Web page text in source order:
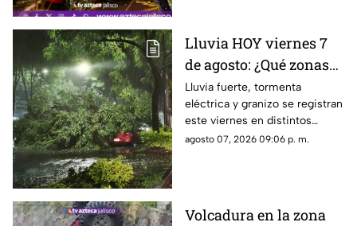
Lluvia HOY viernes 7
de agosto: ¿Qué zonas
de Guadalajara están
afectadas?
Lluvia fuerte, tormenta
eléctrica y granizo se registran
este viernes en distintos
puntos de Guadalajara y
agosto 07, 2026 09:06 p. m.
Volcadura en la zona